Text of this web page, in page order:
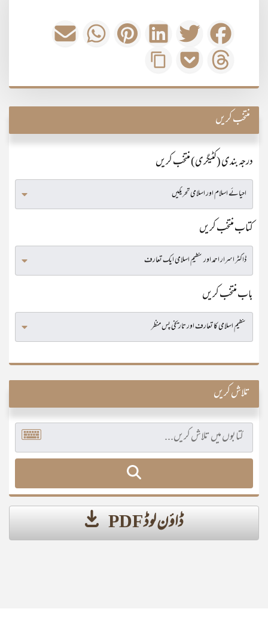
منتخب کریں
درجہ بندی (کٹیگری) منتخب کریں
کتاب منتخب کریں
باب منتخب کریں
تلاش کریں
ڈاؤن لوڈ PDF